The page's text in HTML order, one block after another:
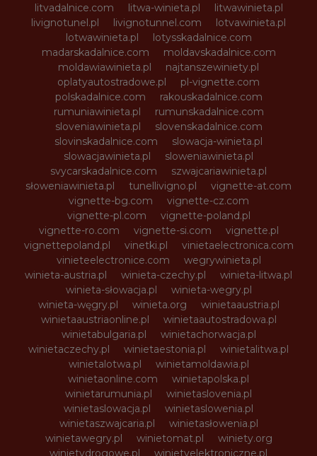
litvadalnice.com
litwa-winieta.pl
litwawinieta.pl
livignotunel.pl
livignotunnel.com
lotvawinieta.pl
lotwawinieta.pl
lotysskadalnice.com
madarskadalnice.com
moldavskadalnice.com
moldawiawinieta.pl
najtanszewiniety.pl
oplatyautostradowe.pl
pl-vignette.com
polskadalnice.com
rakouskadalnice.com
rumuniawinieta.pl
rumunskadalnice.com
sloveniawinieta.pl
slovenskadalnice.com
slovinskadalnice.com
slowacja-winieta.pl
slowacjawinieta.pl
sloweniawinieta.pl
svycarskadalnice.com
szwajcariawinieta.pl
słoweniawinieta.pl
tunellivigno.pl
vignette-at.com
vignette-bg.com
vignette-cz.com
vignette-pl.com
vignette-poland.pl
vignette-ro.com
vignette-si.com
vignette.pl
vignettepoland.pl
vinetki.pl
vinietaelectronica.com
vinieteelectronice.com
wegrywinieta.pl
winieta-austria.pl
winieta-czechy.pl
winieta-litwa.pl
winieta-słowacja.pl
winieta-wegry.pl
winieta-węgry.pl
winieta.org
winietaaustria.pl
winietaaustriaonline.pl
winietaautostradowa.pl
winietabulgaria.pl
winietachorwacja.pl
winietaczechy.pl
winietaestonia.pl
winietalitwa.pl
winietalotwa.pl
winietamoldawia.pl
winietaonline.com
winietapolska.pl
winietarumunia.pl
winietaslovenia.pl
winietaslowacja.pl
winietaslowenia.pl
winietaszwajcaria.pl
winietasłowenia.pl
winietawegry.pl
winietomat.pl
winiety.org
winietydrogowe.pl
winietyelektroniczne.pl